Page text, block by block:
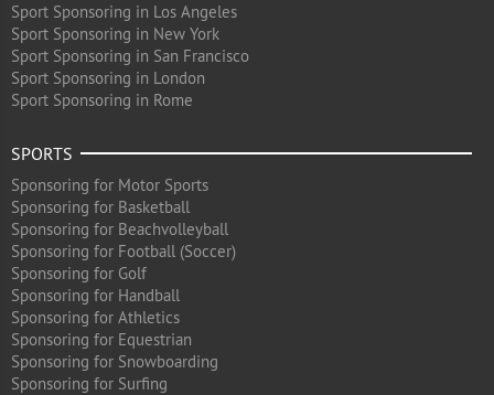
Sport Sponsoring in Los Angeles
Sport Sponsoring in New York
Sport Sponsoring in San Francisco
Sport Sponsoring in London
Sport Sponsoring in Rome
SPORTS
Sponsoring for Motor Sports
Sponsoring for Basketball
Sponsoring for Beachvolleyball
Sponsoring for Football (Soccer)
Sponsoring for Golf
Sponsoring for Handball
Sponsoring for Athletics
Sponsoring for Equestrian
Sponsoring for Snowboarding
Sponsoring for Surfing